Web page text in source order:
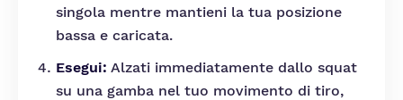
singola mentre mantieni la tua posizione
bassa e caricata.
Esegui: Alzati immediatamente dallo squat
su una gamba nel tuo movimento di tiro,